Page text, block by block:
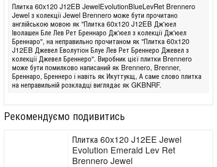
Плитка 60x120 J12EB JewelEvolutionBlueLevRet Brennero
Jewel з колекції Jewel Brennero може бути прочитано
англійською мовою як "Плитка 60x120 J12EB Дж'юел
Іволашен Бле Лев Рет Бреннаро Дж'юел з колекції Дж'юел
Бреннаро", на неправильно прочитаном як "Плитка 60x120
J12EB Джевел Еволутіон Блуе Лев Рет Бреннеро Джевел з
колекції Джевел Бреннеро". Виробник цієї плитки Brennero
може бути помилково написаний як Brennero, Brenner,
Бреннаро, Бреннеро і навіть як Икуттукщ, А саме слово плитка
на неправильній розкладці виглядає як GKBNRF.
Рекомендуємо подивитись
Плитка 60x120 J12EE Jewel
Evolution Emerald Lev Ret
Brennero Jewel